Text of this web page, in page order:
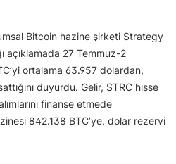
Bitcoin hazine şirketi Strategy
açıklamada 27 Temmuz-2
ortalama 63.957 dolardan,
duyurdu. Gelir, STRC hisse
finanse etmede
842.138 BTC’ye, dolar rezervi